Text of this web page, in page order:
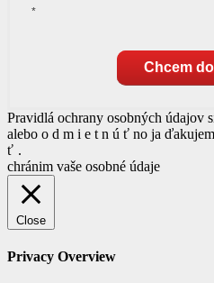
*
Chcem
Pravidlá ochrany osobných údajov
alebo o d m i e t n ú ť no ja
ť .
chránim vaše osobné údaje
Close
Privacy Overview